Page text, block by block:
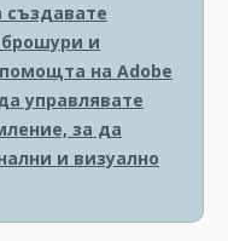
създавате
и
на Adobe
управлявате
за да
и визуално